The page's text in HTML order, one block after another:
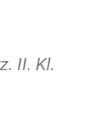
II. Kl.